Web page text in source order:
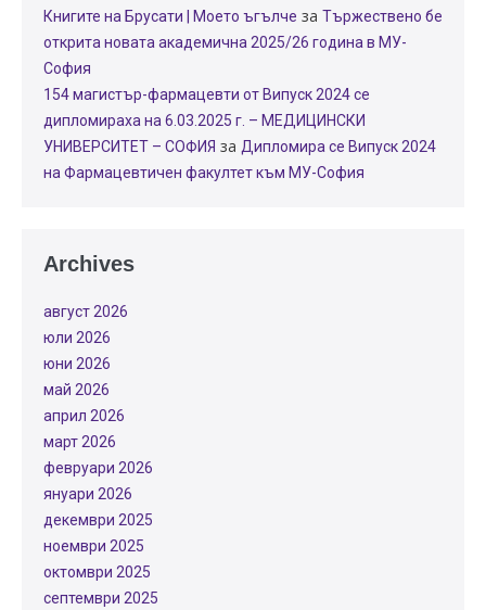
Книгите на Брусати | Моето ъгълче за Тържествено бе
открита новата академична 2025/26 година в МУ-
София
154 магистър-фармацевти от Випуск 2024 се
дипломираха на 6.03.2025 г. – МЕДИЦИНСКИ
УНИВЕРСИТЕТ – СОФИЯ за Дипломира се Випуск 2024
на Фармацевтичен факултет към МУ-София
Archives
август 2026
юли 2026
юни 2026
май 2026
април 2026
март 2026
февруари 2026
януари 2026
декември 2025
ноември 2025
октомври 2025
септември 2025